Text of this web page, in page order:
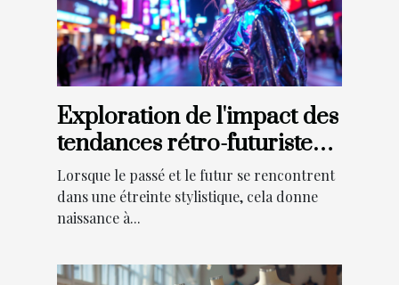
Exploration de l'impact des
tendances rétro-futuristes
sur la mode actuelle
Lorsque le passé et le futur se rencontrent
dans une étreinte stylistique, cela donne
naissance à...